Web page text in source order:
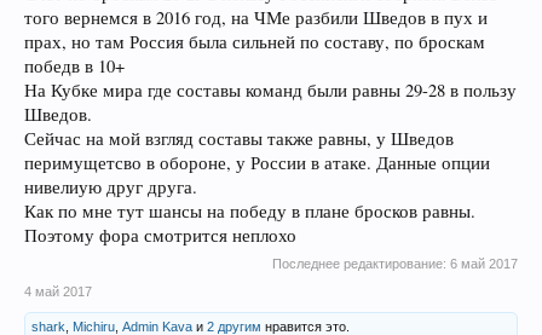
того вернемся в 2016 год, на ЧМе разбили Шведов в пух и
прах, но там Россия была сильней по составу, по броскам
победв в 10+
На Кубке мира где составы команд были равны 29-28 в пользу
Шведов.
Сейчас на мой взгляд составы также равны, у Шведов
перимущетсво в обороне, у России в атаке. Данные опции
нивелиую друг друга.
Как по мне тут шансы на победу в плане бросков равны.
Поэтому фора смотрится неплохо
Последнее редактирование: 6 май 2017
4 май 2017
shark Michiru Admin Kava и 2 другим нравится это.